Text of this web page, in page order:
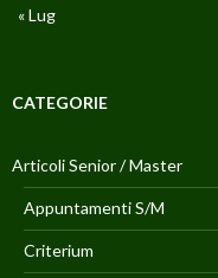
« Lug
CATEGORIE
Articoli Senior / Master
Appuntamenti S/M
Criterium